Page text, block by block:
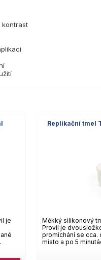
kontrast
je
Replikační tmel
Měkký silikonový
Provil je
promíchání se cca.
místo a po 5